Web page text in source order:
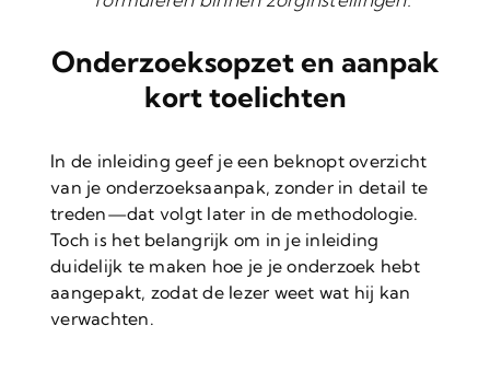
Onderzoeksopzet en aanpak
kort toelichten
In de inleiding geef je een beknopt overzicht
van je onderzoeksaanpak, zonder in detail te
treden—dat volgt later in de methodologie.
Toch is het belangrijk om in je inleiding
duidelijk te maken hoe je je onderzoek hebt
aangepakt, zodat de lezer weet wat hij kan
verwachten.